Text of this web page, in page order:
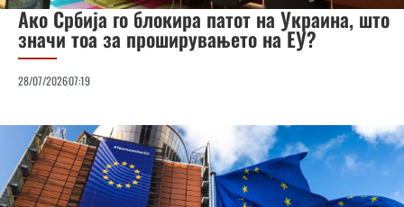
Ако Србија го блокира патот на Украина, што
значи тоа за проширувањето на ЕУ?
28/07/202607:19